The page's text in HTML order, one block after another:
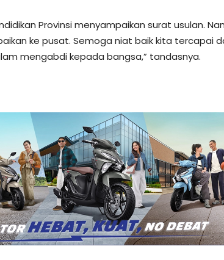
Provinsi menyampaikan surat usulan.
ke pusat. Semoga niat baik kita tercapai
mengabdi kepada bangsa,” tandasnya.